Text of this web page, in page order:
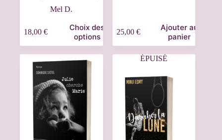
Mel D.
18,00 €
Choix des
options
25,00 €
Ajouter au
panier
ÉPUISÉ